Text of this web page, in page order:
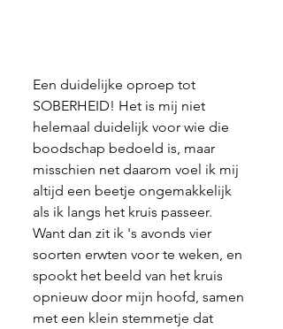
Een duidelijke oproep tot
SOBERHEID! Het is mij niet
helemaal duidelijk voor wie die
boodschap bedoeld is, maar
misschien net daarom voel ik mij
altijd een beetje ongemakkelijk
als ik langs het kruis passeer.
Want dan zit ik 's avonds vier
soorten erwten voor te weken, en
spookt het beeld van het kruis
opnieuw door mijn hoofd, samen
met een klein stemmetje dat